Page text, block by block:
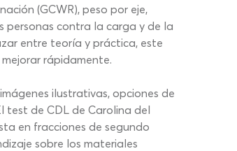
(GCWR), peso por eje,
personas contra la carga y de la
entre teoría y práctica, este
rápidamente.
ilustrativas, opciones de
test de CDL de Carolina del
en fracciones de segundo
sobre los materiales